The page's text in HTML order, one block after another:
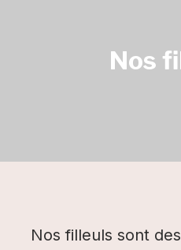
Nos
Nos filleuls sont